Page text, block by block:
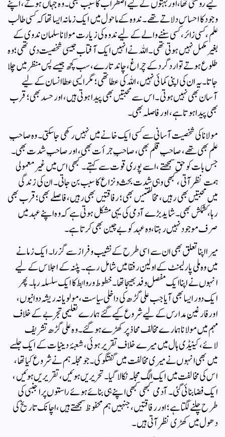
لیے روشنی تھا، اور بہتوں کے لیے اضطراب کا سبب بھی۔ وہ جہاں ہوتے، اپنے
وجود کا احساس دلاتے تھے۔ ندوہ کے ماحول میں ایک زمانہ ایسا تھا کہ کسی طالب
علم، کسی زائر، کسی سننے والے کے لیے ندوہ کی زیارت مولانا سلمان ندوی کے
بغیر مکمل نہیں ہوتی تھی۔ اللہ نے انہیں ایک آفتاب جیسی شخصیت دی تھی؛ وہ
طلوع ہوتے تو اردگرد کے چراغ، چاند تارے، سب کچھ جیسے پس منظر میں چلا
جاتا۔ یہ ان کی اپنی کمائی نہیں، اللہ کی عطا تھی؛ مگر ایسی عطا انسان کے لیے
آسان بھی نہیں ہوتی۔ اس سے محبتیں بھی پیدا ہوتی ہیں، اور حسد بھی؛ قرب
بھی پیدا ہوتا ہے، اور فاصلہ بھی۔
مولانا کی شخصیت آسانی سے کسی ایک خانے میں نہیں رکھی جا سکتی۔ وہ صاحبِ
علم بھی تھے، صاحبِ قلم بھی، صاحبِ جرأت بھی، اور صاحبِ شدت بھی۔
جس بات کو حق سمجھتے، اسے پوری قوت سے کہتے۔ کبھی اس میں غیر معمولی
ہمت نظر آتی، کبھی وہی شدت بحث و نزاع کا سبب بن جاتی۔ ان کی زندگی
میں محبتیں بھی رہیں، مخالفتیں بھی؛ رفاقتیں بھی رہیں، فاصلے بھی؛ قرب بھی
رہا، کشمکش بھی۔ شاید بڑے آدمی کی یہی مشکل ہوتی ہے کہ وہ اپنے عہد میں
صرف موجود نہیں رہتا، وہ عہد کو بے چین بھی کرتا ہے۔
میرا اپنا تعلق بھی ان سے اسی طرح کے نشیب و فراز سے گزرا۔ ایک زمانے
میں وہ ملی پارلیمنٹ کے اولین رفقا میں شامل رہے۔ پٹنہ کے اجلاس کے لیے
انہوں نے اپنا ایک مفصل وفد بھیجا تھا۔ خطوط و روابط کا ایک سلسلہ رہا۔ پھر
ایک دور ایسا بھی آیا جب علی گڑھ کی داخلی سیاست، مولویانہ ریشہ دوانیوں،
اور فارغینِ مدارس کے لیے شروع کیے گئے ہمارے تعلیمی تجربے کے خلاف
مہم میں مولانا ہمارے مخالف محاذ پر کھڑے ہو گئے۔ وہ علی گڑھ تشریف
لائے، کینیڈی ہال میں میرے خلاف تقریر ہوئی، شعبۂ دینیات کے ایک جلسے
میں بھی انہوں نے میری مخالفت میں گفتگو کی۔ جو مجلہ ہم نے شروع کیا تھا،
اس کی مخالفت میں ایک الگ مجلہ نکالا گیا۔ تحریریں ہوئیں، تقریریں ہوئیں،
ایک فضا بنائی گئی۔ آدمی کبھی کبھی اپنے ہی بنائے ہوئے راستوں پر اجنبی کی
طرح چلنے لگتا ہے؛ اور رفاقتیں، جنہیں ہم محفوظ سمجھتے ہیں، اچانک تاریخ کی
دھول میں کھڑی نظر آتی ہیں۔